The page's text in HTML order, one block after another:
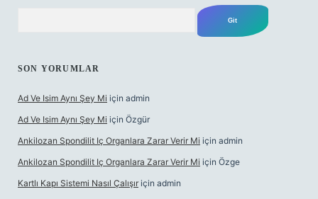
SON YORUMLAR
Ad Ve Isim Aynı Şey Mi için admin
Ad Ve Isim Aynı Şey Mi için Özgür
Ankilozan Spondilit Iç Organlara Zarar Verir Mi için admin
Ankilozan Spondilit Iç Organlara Zarar Verir Mi için Özge
Kartlı Kapı Sistemi Nasıl Çalışır için admin